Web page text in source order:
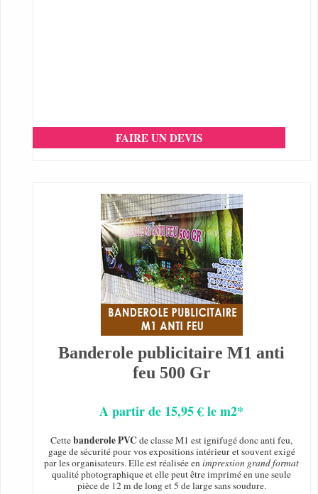
FAIRE UN DEVIS
Banderole publicitaire M1 anti
feu 500 Gr
A partir de 15,95 € le m2*
Cettebanderole PVC de classe M1 est ignifugé donc anti feu,
gage de sécurité pour vos expositions intérieur et souvent exigé
par les organisateurs. Elle est réalisée enimpression grand format
qualité photographique et elle peut être imprimé en une seule
pièce de 12 m de long et 5 de large sans soudure.